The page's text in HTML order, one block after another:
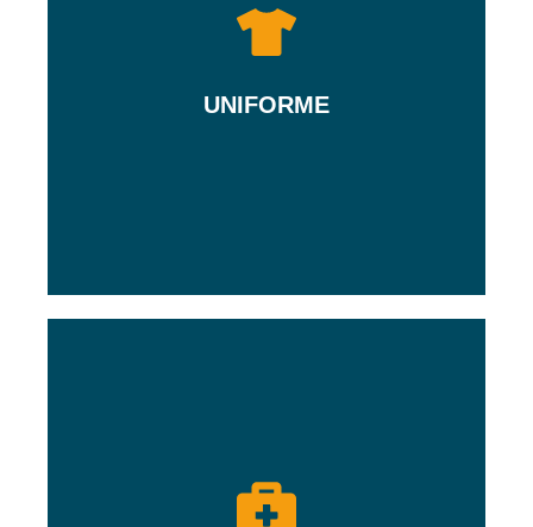
UNIFORME
O uso do uniforme do Colégio é
escolares.
e-mail.